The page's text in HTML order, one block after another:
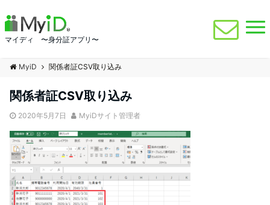
マイディ 〜身分証アプリ〜
MyiD 関係者証CSV取り込み
関係者証CSV取り込み
2020年5月7日 MyiDサイト管理者